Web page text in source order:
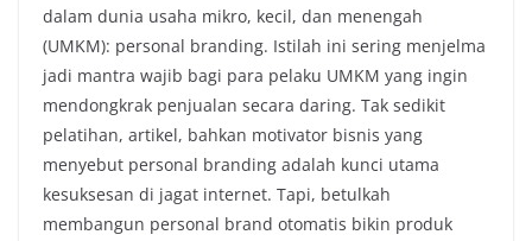
dalam dunia usaha mikro, kecil, dan menengah
(UMKM): personal branding. Istilah ini sering menjelma
jadi mantra wajib bagi para pelaku UMKM yang ingin
mendongkrak penjualan secara daring. Tak sedikit
pelatihan, artikel, bahkan motivator bisnis yang
menyebut personal branding adalah kunci utama
kesuksesan di jagat internet. Tapi, betulkah
membangun personal brand otomatis bikin produk